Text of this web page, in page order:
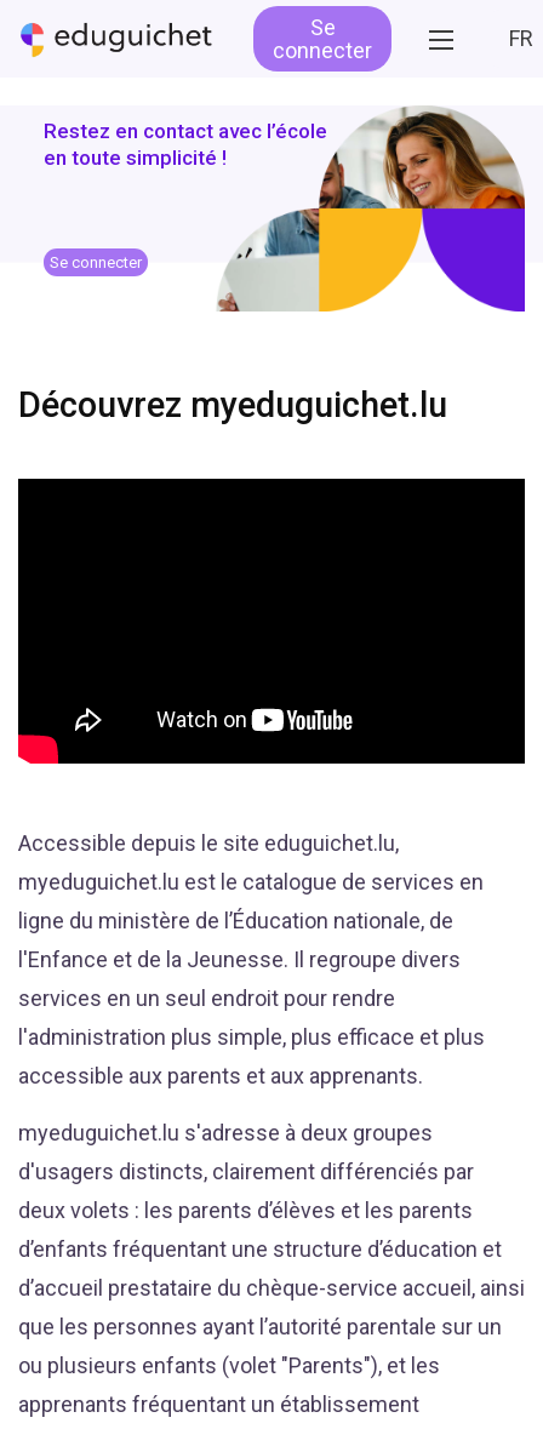
Se
connecter
FR
Restez en contact avec l’école
en toute simplicité !
Se connecter
Découvrez myeduguichet.lu
Accessible depuis le site eduguichet.lu,
myeduguichet.lu est le catalogue de services en
ligne du ministère de l’Éducation nationale, de
l'Enfance et de la Jeunesse. Il regroupe divers
services en un seul endroit pour rendre
l'administration plus simple, plus efficace et plus
accessible aux parents et aux apprenants.
myeduguichet.lu s'adresse à deux groupes
d'usagers distincts, clairement différenciés par
deux volets : les parents d’élèves et les parents
d’enfants fréquentant une structure d’éducation et
d’accueil prestataire du chèque-service accueil, ainsi
que les personnes ayant l’autorité parentale sur un
ou plusieurs enfants (volet "Parents"), et les
apprenants fréquentant un établissement